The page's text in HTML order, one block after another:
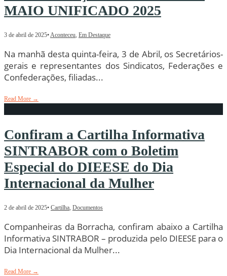
MAIO UNIFICADO 2025
3 de abril de 2025•Aconteceu, Em Destaque
Na manhã desta quinta-feira, 3 de Abril, os Secretários-
gerais e representantes dos Sindicatos, Federações e
Confederações, filiadas...
Read More →
Confiram a Cartilha Informativa
SINTRABOR com o Boletim
Especial do DIEESE do Dia
Internacional da Mulher
2 de abril de 2025• Cartilha, Documentos
Companheiras da Borracha, confiram abaixo a Cartilha
Informativa SINTRABOR – produzida pelo DIEESE para o
Dia Internacional da Mulher...
Read More →